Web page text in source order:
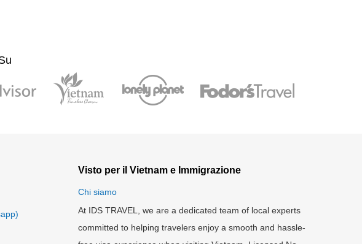
Visto per il Vietnam e Immigrazione
Chi siamo
At IDS TRAVEL, we are a dedicated team of local experts
committed to helping travelers enjoy a smooth and hassle-